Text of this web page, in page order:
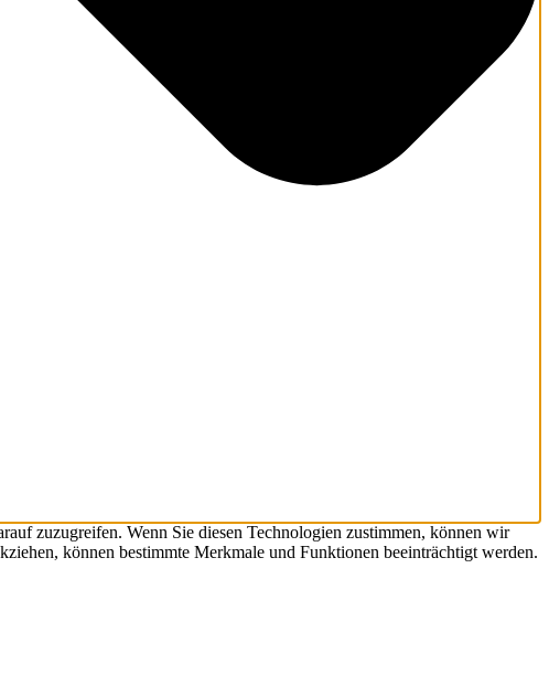
zuzugreifen. Wenn Sie diesen Technologien zustimmen, können wir
können bestimmte Merkmale und Funktionen beeinträchtigt werden.